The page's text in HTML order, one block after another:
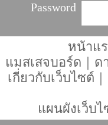
Password
หน้าแ
แมสเสจบอร์ด ｜ ด
เกี่ยวกับเว็บไซต์ ｜
แผนผังเว็บไ